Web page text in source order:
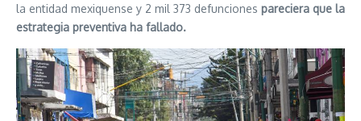
la entidad mexiquense y 2 mil 373 defunciones pareciera que la
estrategia preventiva ha fallado.